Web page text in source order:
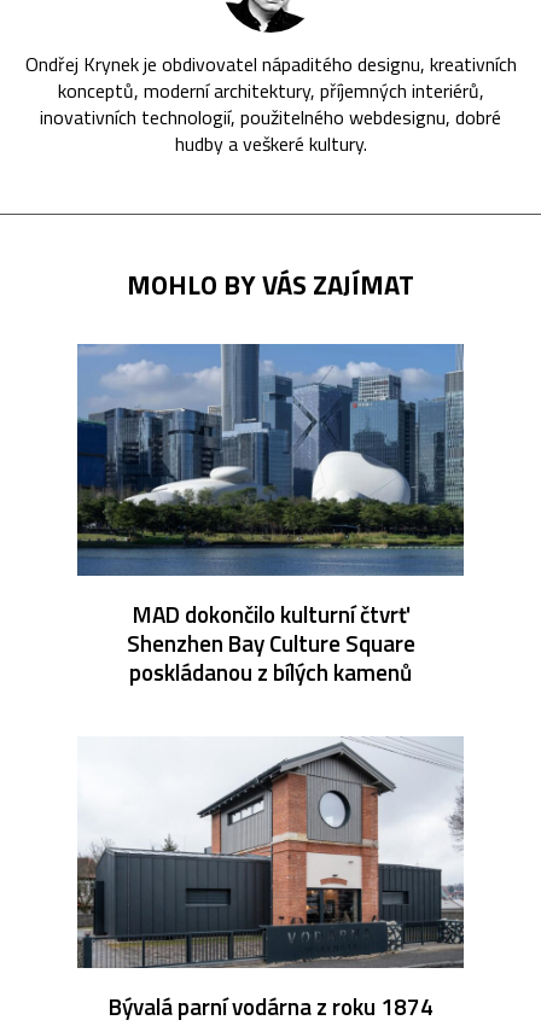
Ondřej Krynek je obdivovatel nápaditého designu, kreativních
konceptů, moderní architektury, příjemných interiérů,
inovativních technologií, použitelného webdesignu, dobré
hudby a veškeré kultury.
MOHLO BY VÁS ZAJÍMAT
MAD dokončilo kulturní čtvrť
Shenzhen Bay Culture Square
poskládanou z bílých kamenů
Bývalá parní vodárna z roku 1874